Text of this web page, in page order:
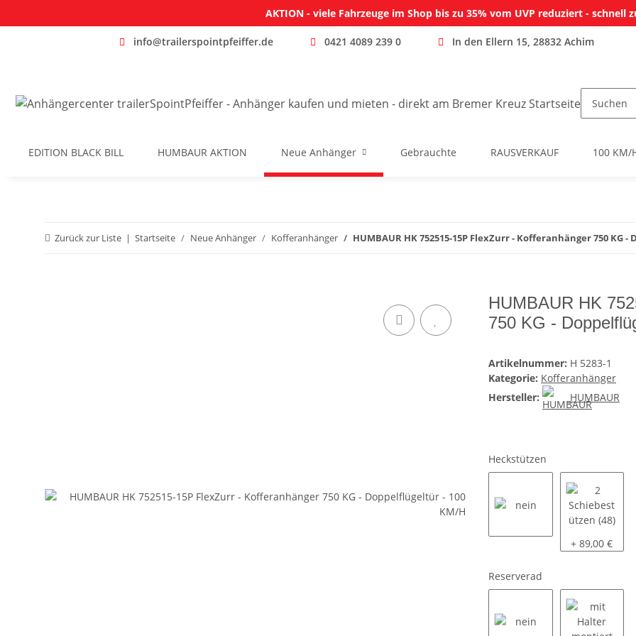
AKTION - viele Fahrzeuge im Shop bis zu 35% vom UVP reduziert - schnell
info@trailerspointpfeiffer.de 0421 4089 239 0 In den Ellern 15, 28832 Achim
EDITION BLACK BILL HUMBAUR AKTION Neue Anhänger Gebrauchte RAUSVERKAUF 100 KM/
Zurück zur Liste Startseite Neue Anhänger Kofferanhänger HUMBAUR HK 752515-15P FlexZurr - Kofferanhänger 750 KG
HUMBAUR HK
750 KG -
Artikelnummer: H 5283-1
Kategorie: Kofferanhänger
Hersteller:
HUMBAUR
Heckstützen
2
+ 89,00 €
Reserverad